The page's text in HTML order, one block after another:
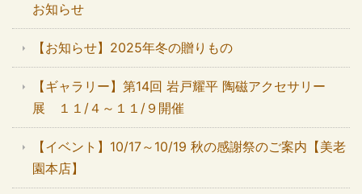
お知らせ
【お知らせ】2025年冬の贈りもの
【ギャラリー】第14回 岩戸耀平 陶磁アクセサリー
展 １１/４～１１/９開催
【イベント】10/17～10/19 秋の感謝祭のご案内【美老
園本店】